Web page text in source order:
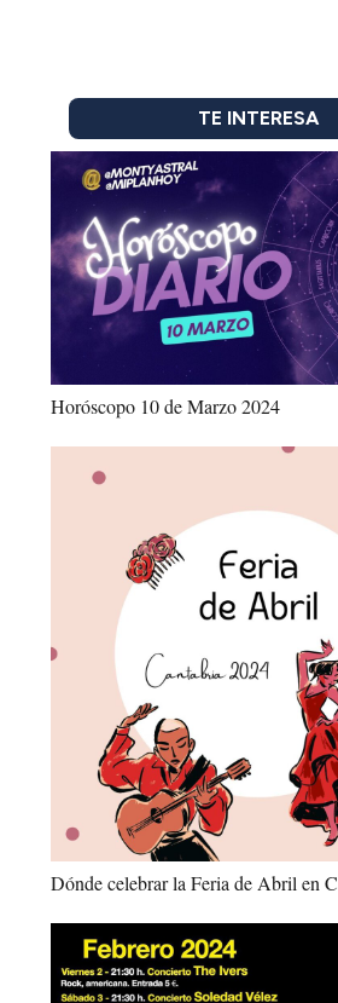
TE INTERESA
Horóscopo 10 de Marzo 2024
Dónde celebrar la Feria de Abril en